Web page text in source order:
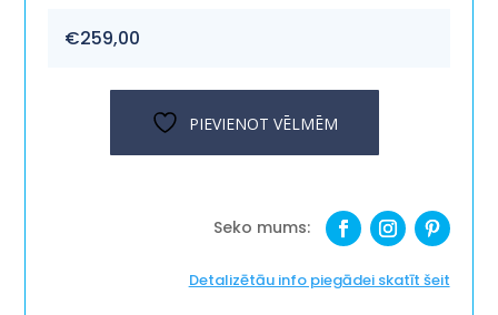
€259,00
PIEVIENOT VĒLMĒM
Detalizētāu info piegādei skatīt šeit